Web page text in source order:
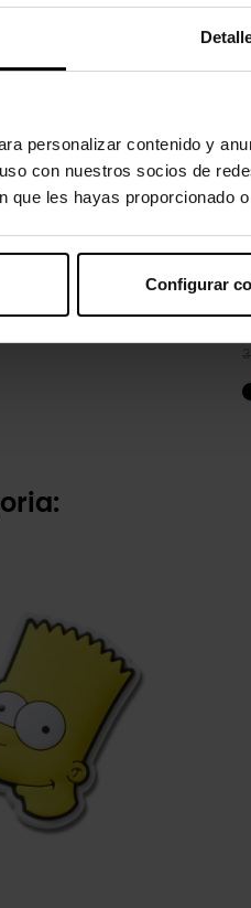
personalizar contenido y
con nuestros socios de
que les hayas proporcionado
Configurar